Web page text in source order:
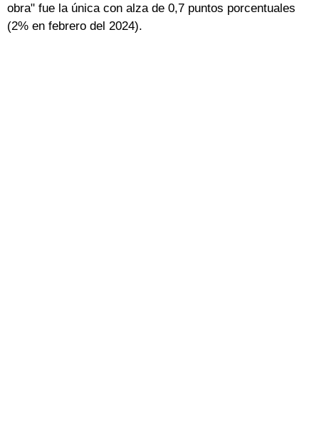
obra" fue la única con alza de 0,7 puntos porcentuales
(2% en febrero del 2024).